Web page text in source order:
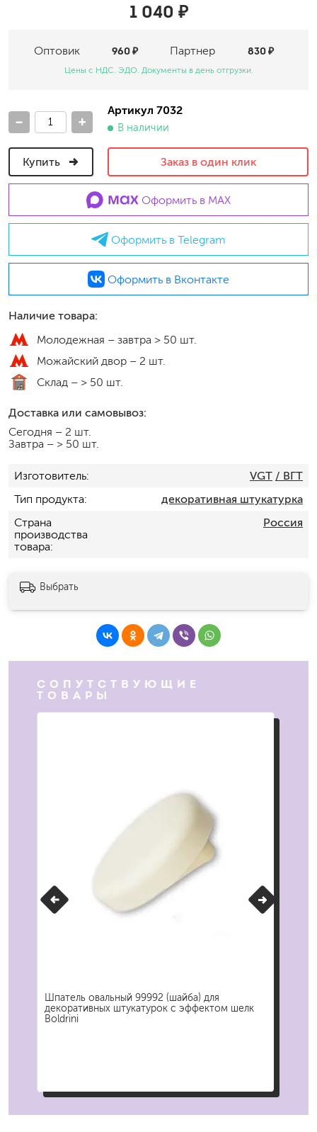
1 040 ₽
Оптовик Партнер
960 ₽ 830 ₽
Цены с НДС. ЭДО. Документы в день отгрузки.
- +
Артикул 7032
В наличии
Купить Заказ в один клик
Оформить в MAX
Оформить в Telegram
Оформить в Вконтакте
Наличие товара:
Молодежная – завтра > 50 шт.
Можайский двор – 2 шт.
Склад – > 50 шт.
Доставка или самовывоз:
Сегодня – 2 шт.
Завтра – > 50 шт.
Изготовитель VGT / ВГТ
Тип продукта
декоративная штукатурка
Страна
производства
товара
Россия
Выбрать
СОПУТСТВУЮЩИЕ
ТОВАРЫ
Шпатель овальный 99992 (шайба) для
декоративных штукатурок с эффектом шелк
Boldrini